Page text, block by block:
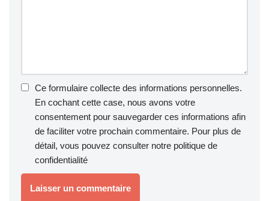
Ce formulaire collecte des informations personnelles.
En cochant cette case, nous avons votre
consentement pour sauvegarder ces informations afin
de faciliter votre prochain commentaire. Pour plus de
détail, vous pouvez consulter notre politique de
confidentialité